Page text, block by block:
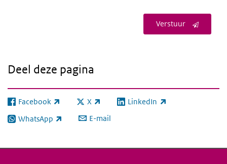
Verstuur
Deel deze pagina
Facebook
(externe link) X
(externe link) LinkedIn
(externe link)
WhatsApp
(externe link) E-mail